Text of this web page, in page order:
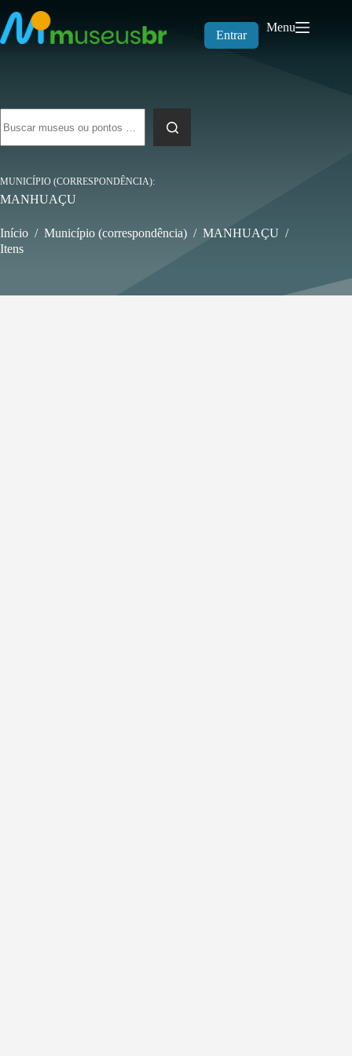
para
o
conteúdo
Entrar
Menu
resultados
MUNICÍPIO (CORRESPONDÊNCIA)
MANHUAÇU
Início / Município (correspondência) / MANHUAÇU /
Itens